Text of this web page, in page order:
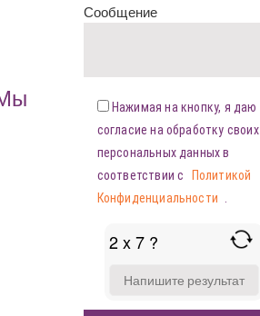
Сообщение
Нажимая на кнопку, я даю
согласие на обработку своих
персональных данных в
соответствии с
Политикой
Конфиденциальности
2 x 7 ?
FOR